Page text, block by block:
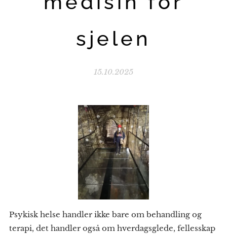
sjelen
15.10.2025
Psykisk helse handler ikke bare om behandling og
terapi, det handler også om hverdagsglede, fellesskap